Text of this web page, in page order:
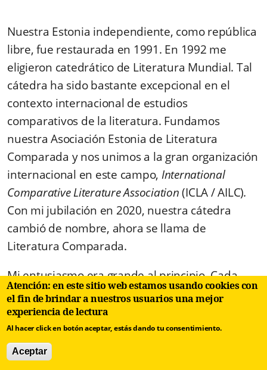
Nuestra Estonia independiente, como república
libre, fue restaurada en 1991. En 1992 me
eligieron catedrático de Literatura Mundial. Tal
cátedra ha sido bastante excepcional en el
contexto internacional de estudios
comparativos de la literatura. Fundamos
nuestra Asociación Estonia de Literatura
Comparada y nos unimos a la gran organización
internacional en este campo, International
Comparative Literature Association(ICLA / AILC).
Con mi jubilación en 2020, nuestra cátedra
cambió de nombre, ahora se llama de
Literatura Comparada.
Mi entusiasmo era grande al principio. Cada
segundo año celebramos un congreso
internacional de literatura comparada en Tartu,
fundamos nuestra propia revista internacional,
Interlitteraria
publicando) artículos en cuatro lenguas
Atención: en este sitio web estamos usando cookies con
el fin de brindar a nuestros usuarios una mejor
experiencia de lectura
Al hacer click en botón aceptar, estás dando tu consentimiento.
Aceptar